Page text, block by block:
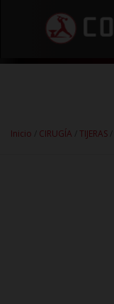
Inicio CIRUGÍA TIJERAS